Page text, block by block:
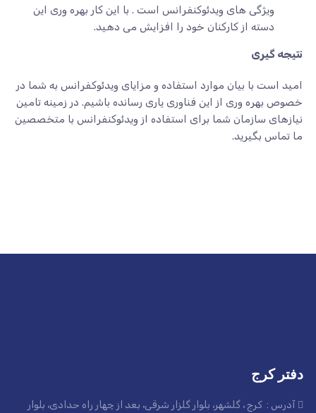
ویژگی های ویدئوکنفرانس است . با این کار بهره وری این
دسته از کارکنان خود را افزایش می دهید.
نتیجه گیری
امید است با بیان موارد استفاده و مزایای ویدئوکفرانس به شما در
خصوص بهره وری از این فناوری یاری رسانده باشیم. در زمینه تامین
نیازهای سازمان شما برای استفاده از ویدئوکنفرانس با متخصصین
ما تماس بگیرید.
دفتر کرج
آدرس : کرج ، گلشهر، بلوار گلزار شرقی، بعد از چهار راه حدادی، بلوار